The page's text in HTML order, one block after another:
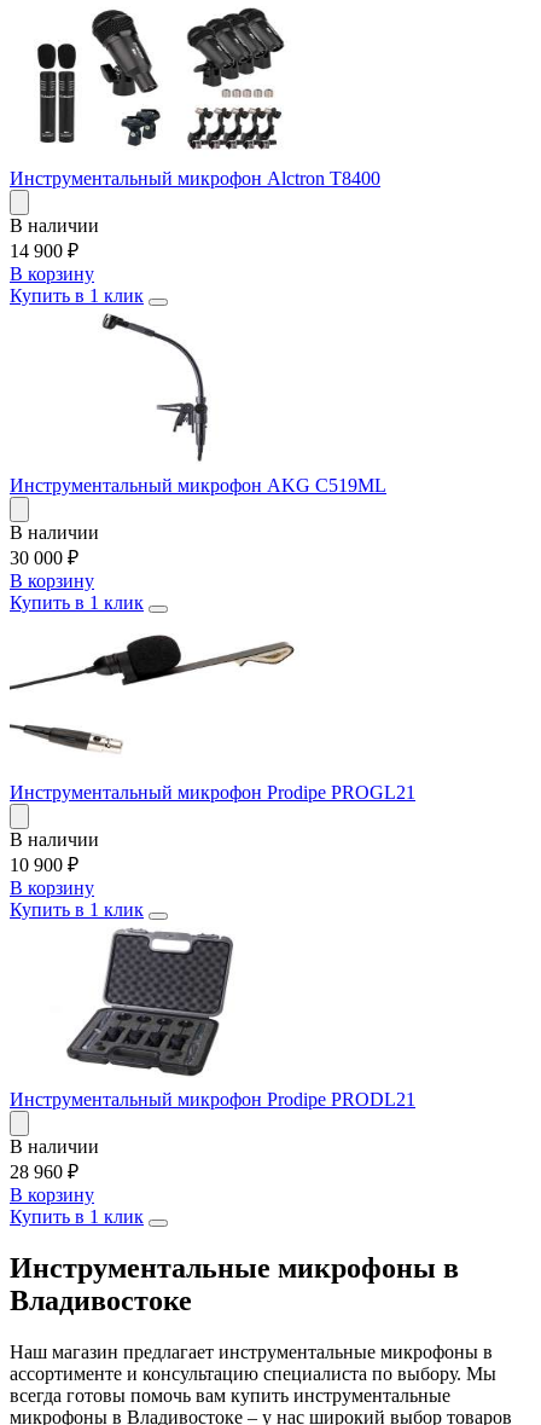
Инструментальный микрофон Alctron T8400
В наличии
14 900 ₽
В корзину
Купить в 1 клик
Инструментальный микрофон AKG C519ML
В наличии
30 000 ₽
В корзину
Купить в 1 клик
Инструментальный микрофон Prodipe PROGL21
В наличии
10 900 ₽
В корзину
Купить в 1 клик
Инструментальный микрофон Prodipe PRODL21
В наличии
28 960 ₽
В корзину
Купить в 1 клик
Инструментальные микрофоны в
Владивостоке
Наш магазин предлагает инструментальные микрофоны в
ассортименте и консультацию специалиста по выбору. Мы
всегда готовы помочь вам купить инструментальные
микрофоны в Владивостоке – у нас широкий выбор товаров